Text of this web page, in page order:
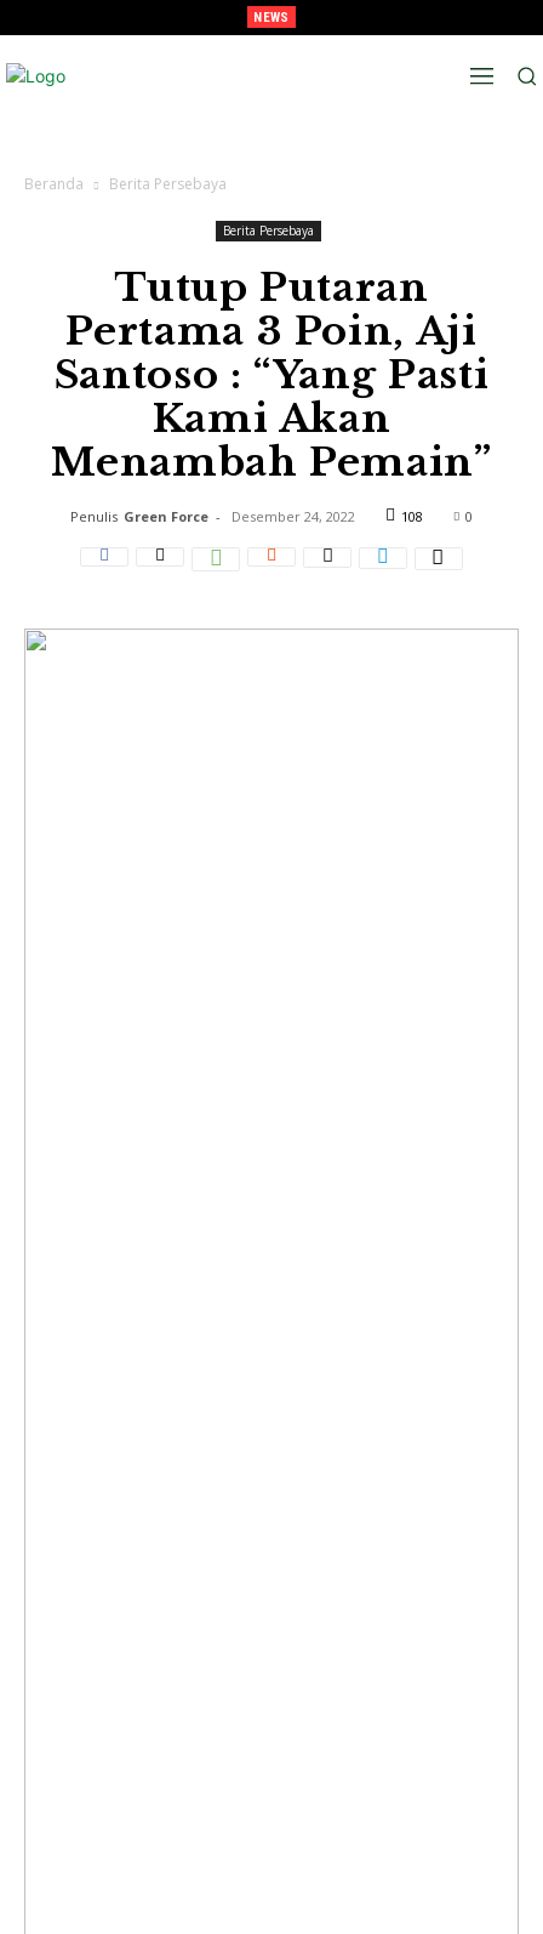
NEWS
Beranda Berita Persebaya
Berita Persebaya
Tutup Putaran
Pertama 3 Poin, Aji
Santoso : “Yang Pasti
Kami Akan
Menambah Pemain”
Penulis Green Force - Desember 24, 2022 108 0